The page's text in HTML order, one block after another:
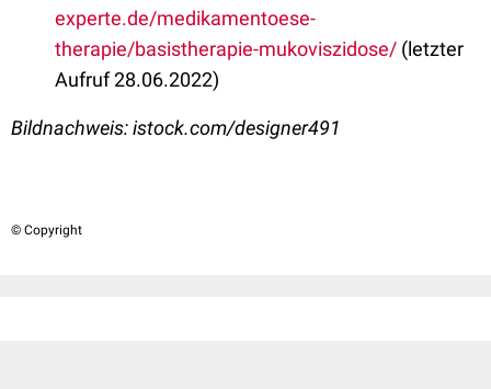
experte.de/medikamentoese-
therapie/basistherapie-mukoviszidose/ (letzter
Aufruf 28.06.2022)
Bildnachweis: istock.com/designer491
© Copyright